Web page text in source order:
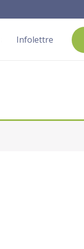
Infolettre